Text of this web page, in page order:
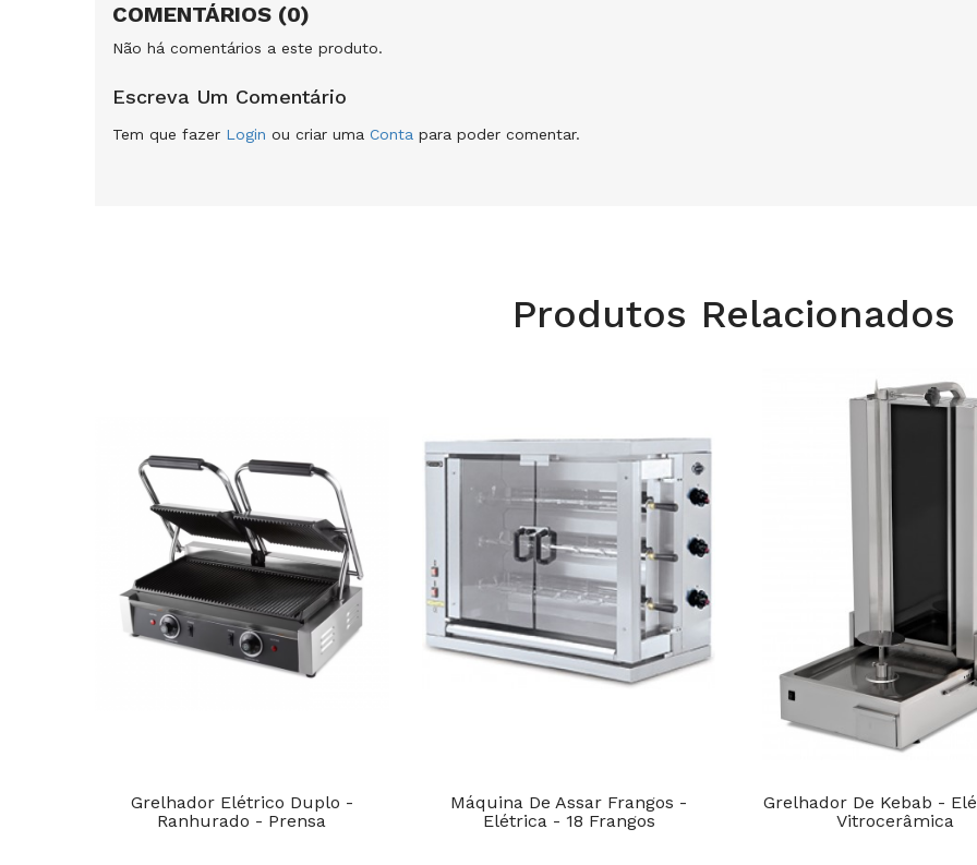
COMENTÁRIOS (0)
Não há comentários a este produto.
Escreva Um Comentário
Tem que fazer Login ou criar uma Conta para poder comentar.
Produtos Relacionados
Grelhador Elétrico Duplo -
Ranhurado - Prensa
Máquina De Assar Frangos -
Elétrica - 18 Frangos
Grelhador De Kebab -
Vitrocerâmica